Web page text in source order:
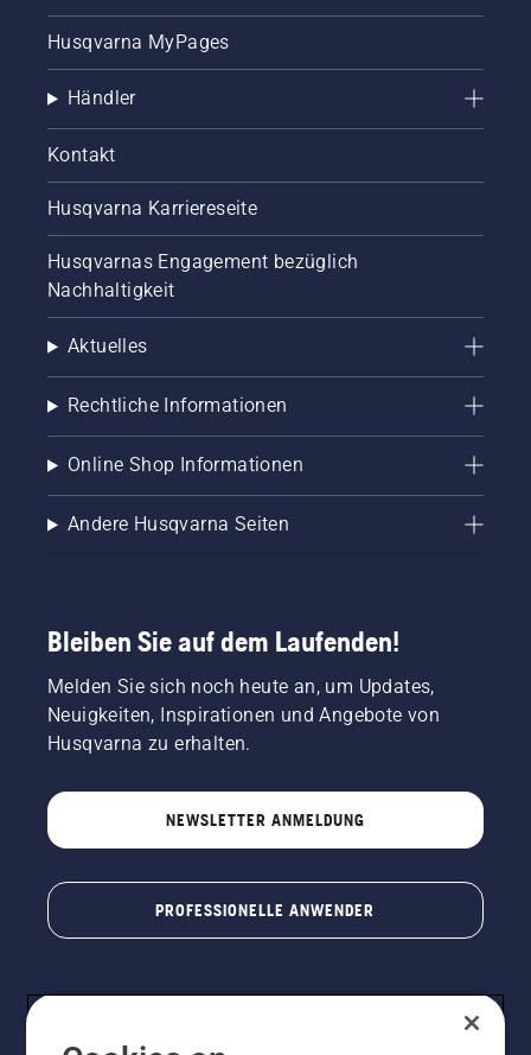
Husqvarna MyPages
Händler
Kontakt
Husqvarna Karriereseite
Husqvarnas Engagement bezüglich
Nachhaltigkeit
Aktuelles
Rechtliche Informationen
Online Shop Informationen
Andere Husqvarna Seiten
Bleiben Sie auf dem Laufenden!
Melden Sie sich noch heute an, um Updates,
Neuigkeiten, Inspirationen und Angebote von
Husqvarna zu erhalten.
NEWSLETTER ANMELDUNG
PROFESSIONELLE ANWENDER